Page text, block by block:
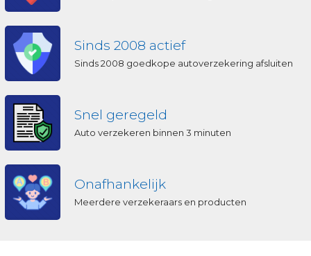
Sinds 2008 actief
Sinds 2008 goedkope autoverzekering afsluiten
Snel geregeld
Auto verzekeren binnen 3 minuten
Onafhankelijk
Meerdere verzekeraars en producten